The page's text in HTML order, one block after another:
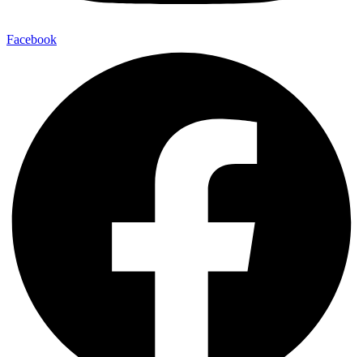
Facebook